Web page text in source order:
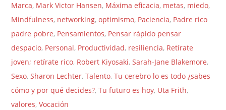
Marca, Mark Victor Hansen, Máxima eficacia, metas, miedo,
Mindfulness, networking,optimismo, Paciencia, Padre rico
padre pobre, Pensamientos, Pensar rápido pensar
despacio, Personal, Productividad, resiliencia, Retírate
joven; retírate rico, Robert Kiyosaki,Sarah-Jane Blakemore,
Sexo,Sharon Lechter,Talento,Tu cerebro lo es todo ¿sabes
cómo y por qué decides?,Tu futuro es hoy, Uta Frith,
valores,Vocación